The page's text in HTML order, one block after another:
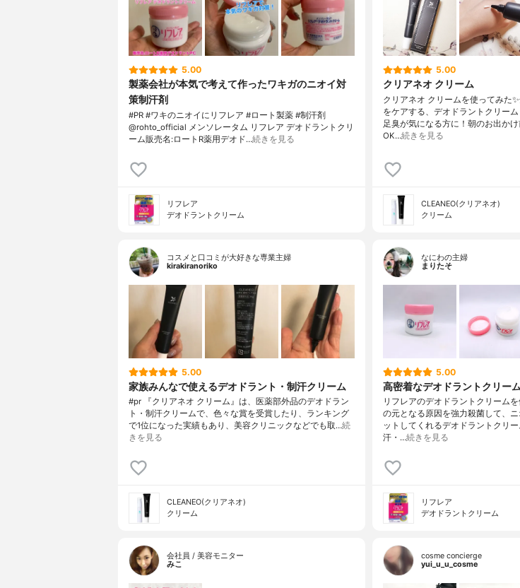
5.00
製薬会社が本気で考えて作ったワキガのニオイ対
策制汗剤
#PR #ワキのニオイにリフレア #ロート製薬 #制汗剤
@rohto_official メンソレータム リフレア デオドラントクリ
ーム販売名:ロートR薬用デオド…続きを見る
リフレア
デオドラントクリーム
5.00
クリアネオ クリーム
クリアネオ クリームを使ってみた
をケアする、デオドラントクリーム
足臭が気になる方に！朝のお出か
OK…続きを見る
CLEANEO(クリアネオ)
クリーム
コスメと口コミが大好きな専業主婦
kirakiranoriko
5.00
家族みんなで使えるデオドラント・制汗クリーム
#pr 『クリアネオ クリーム』は、医薬部外品のデオドラン
ト・制汗クリームで、色々な賞を受賞したり、ランキング
で1位になった実績もあり、美容クリニックなどでも取…続
きを見る
CLEANEO(クリアネオ)
クリーム
なにわの主婦
まりたそ
5.00
高密着なデオドラントクリーム
リフレアのデオドラントクリーム
の元となる原因を強力殺菌して、
ットしてくれるデオドラントクリ
汗・…続きを見る
リフレア
デオドラントクリーム
会社員 / 美容モニター
みこ
cosme concierge
yui_u_u_cosme